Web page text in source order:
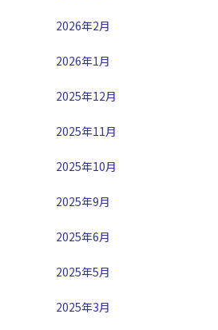
2026年2月
2026年1月
2025年12月
2025年11月
2025年10月
2025年9月
2025年6月
2025年5月
2025年3月